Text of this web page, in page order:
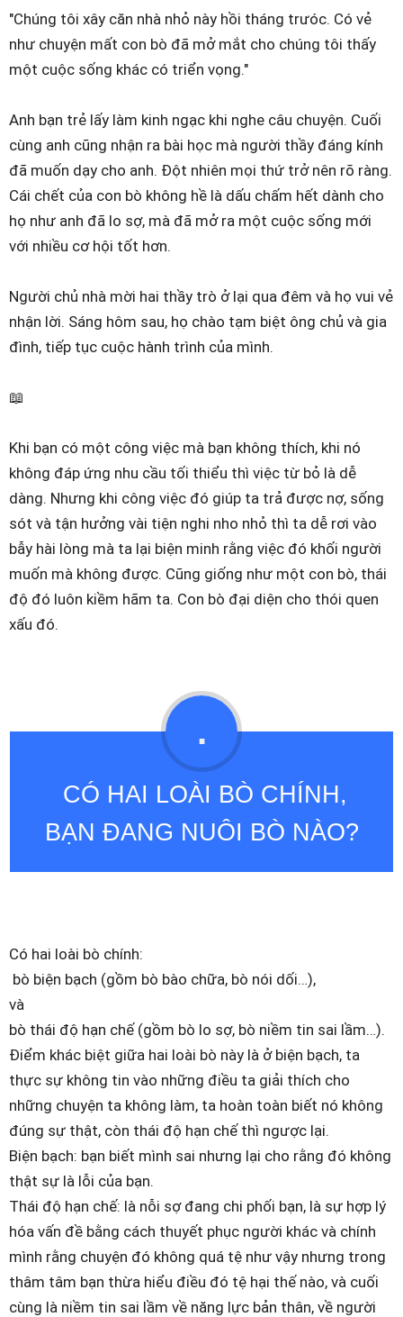
"Chúng tôi xây căn nhà nhỏ này hồi tháng trưóc. Có vẻ
như chuyện mất con bò đã mở mắt cho chúng tôi thấy
một cuộc sống khác có triển vọng."
Anh bạn trẻ lấy làm kinh ngạc khi nghe câu chuyện. Cuối
cùng anh cũng nhận ra bài học mà người thầy đáng kính
đã muốn dạy cho anh. Đột nhiên mọi thứ trở nên rõ ràng.
Cái chết của con bò không hề là dấu chấm hết dành cho
họ như anh đã lo sợ, mà đã mở ra một cuộc sống mới
với nhiều cơ hội tốt hơn.
Người chủ nhà mời hai thầy trò ở lại qua đêm và họ vui vẻ
nhận lời. Sáng hôm sau, họ chào tạm biệt ông chủ và gia
đình, tiếp tục cuộc hành trình của mình.
📖
Khi bạn có một công việc mà bạn không thích, khi nó
không đáp ứng nhu cầu tối thiểu thì việc từ bỏ là dễ
dàng. Nhưng khi công việc đó giúp ta trả được nợ, sống
sót và tận hưởng vài tiện nghi nho nhỏ thì ta dễ rơi vào
bẫy hài lòng mà ta lại biện minh rằng việc đó khối người
muốn mà không được. Cũng giống như một con bò, thái
độ đó luôn kiềm hãm ta. Con bò đại diện cho thói quen
xấu đó.
.
CÓ HAI LOÀI BÒ CHÍNH,
BẠN ĐANG NUÔI BÒ NÀO?
Có hai loài bò chính:
bò biện bạch (gồm bò bào chữa, bò nói dối…),
và
bò thái độ hạn chế (gồm bò lo sợ, bò niềm tin sai lầm…).
Điểm khác biệt giữa hai loài bò này là ở biện bạch, ta
thực sự không tin vào những điều ta giải thích cho
những chuyện ta không làm, ta hoàn toàn biết nó không
đúng sự thật, còn thái độ hạn chế thì ngược lại.
Biện bạch: bạn biết mình sai nhưng lại cho rằng đó không
thật sự là lỗi của bạn.
Thái độ hạn chế: là nỗi sợ đang chi phối bạn, là sự hợp lý
hóa vấn đề bằng cách thuyết phục người khác và chính
mình rằng chuyện đó không quá tệ như vậy nhưng trong
thâm tâm bạn thừa hiểu điều đó tệ hại thế nào, và cuối
cùng là niềm tin sai lầm về năng lực bản thân, về người